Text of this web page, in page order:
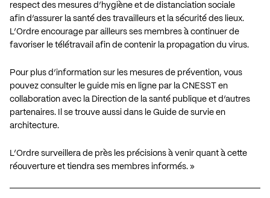
respect des mesures d’hygiène et de distanciation sociale
afin d’assurer la santé des travailleurs et la sécurité des lieux.
L’Ordre encourage par ailleurs ses membres à continuer de
favoriser le télétravail afin de contenir la propagation du virus.
Pour plus d’information sur les mesures de prévention, vous
pouvez consulter le guide mis en ligne par la CNESST en
collaboration avec la Direction de la santé publique et d’autres
partenaires. Il se trouve aussi dans le Guide de survie en
architecture.
L’Ordre surveillera de près les précisions à venir quant à cette
réouverture et tiendra ses membres informés. »